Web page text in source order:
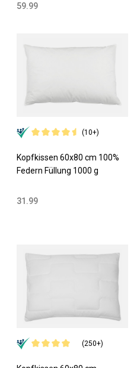
59.99
(10+)
Kopfkissen 60x80 cm 100%
Federn Füllung 1000 g
31.99
(250+)